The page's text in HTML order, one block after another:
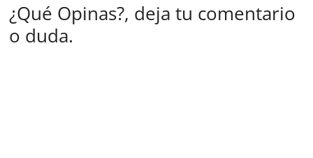
¿Qué Opinas?, deja tu comentario
o duda.